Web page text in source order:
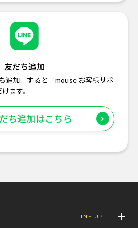
友だち追加
追加」すると「mouse お客様サポ
ます。
ち追加はこちら
LINE UP